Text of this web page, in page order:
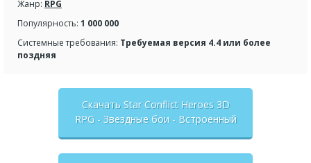
Жанр: RPG
Популярность: 1 000 000
Системные требования: Требуемая версия 4.4 или более
поздняя
Скачать Star Conflict Heroes 3D
RPG - Звездные бои - Встроенный